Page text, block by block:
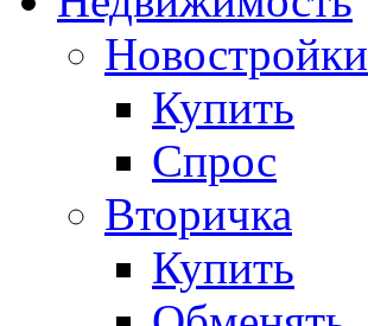
Новостройки
Купить
Спрос
Вторичка
Купить